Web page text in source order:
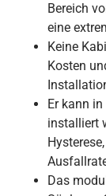
Bereich
eine
Keine
Kosten
Er kann
installiert
Das